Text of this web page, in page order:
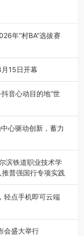
年“村BA”选拔赛
三届“民族团结
15日开幕
周媒体通气会在世
音心动目的地”世
抖音“心动目的
心驱动创新，蓄力
共创，赋能西南市
滨铁道职业技术学
普强国行专项实践
学生暑期社会实
轻点手机即可云端
事务厅指导，贵阳
会盛大举行